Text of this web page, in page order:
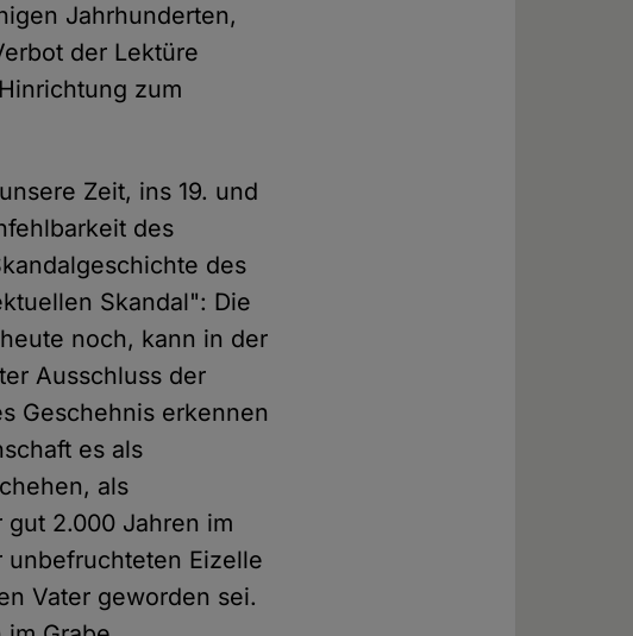
Jahrhunderten,
der Lektüre
zum
Zeit, ins 19. und
des
des
Skandal": Die
noch, kann in der
Ausschluss der
Geschehnis erkennen
es als
als
2.000 Jahren im
unbefruchteten Eizelle
Vater geworden sei.